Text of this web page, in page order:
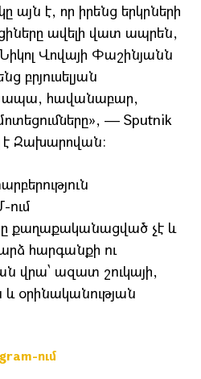
է, որ իրենց երկրների
ավելի վատ ապրեն,
Վովայի Փաշինյանն
բրյուսելյան
ապա, հավանաբար,
— Sputnik
է Զախարովան։
ում
քաղաքականացված չէ և
հարգանքի ու
վրա՝ ազատ շուկայի,
և օրինականության
ում